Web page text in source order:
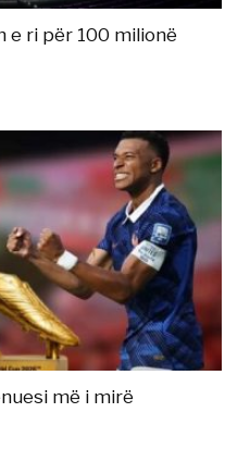
e ri për 100 milionë
më i mirë